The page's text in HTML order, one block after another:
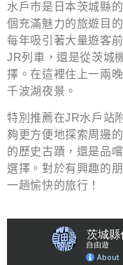
水戶市是日本茨城縣
個充滿魅力的旅遊目
每年吸引著大量遊客
JR列車，還是從茨城
擇。在這裡住上一兩
千波湖夜景。
特別推薦在JR水戶站
夠更方便地探索周邊
的歷史古蹟，還是品
選擇。對於有興趣的
一趟愉快的旅行！